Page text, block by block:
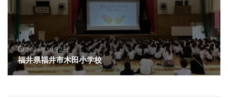
2024年10月2日
福井県福井市木田小学校